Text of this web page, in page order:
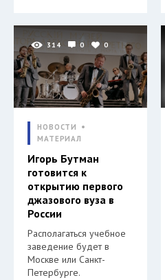
314 0 0
НОВОСТИ
МАТЕРИАЛ
Игорь Бутман
готовится к
открытию первого
джазового вуза в
России
Располагаться учебное
заведение будет в
Москве или Санкт-
Петербурге.